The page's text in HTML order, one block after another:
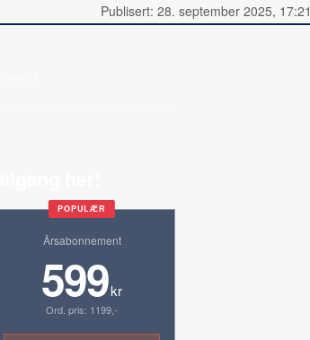
Publisert: 28. september 2025, 17:21
POPULÆR
Årsabonnement
599kr
Ord. pris: 1199,-